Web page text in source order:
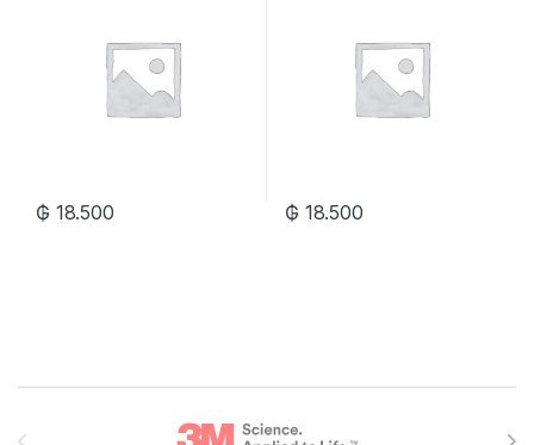
₲ 18.500 ₲ 18.500